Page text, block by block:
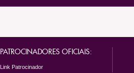
PATROCINADORES OFICIAIS:
Link Patrocinador